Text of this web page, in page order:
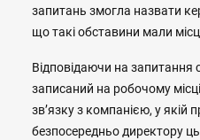
запитань змогла назвати
що такі обставини мали
Відповідаючи на запитання
записаний на робочому
зв’язку з компанією, у
безпосередньо директору